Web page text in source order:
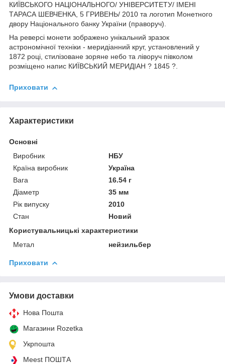
КИЇВСЬКОГО НАЦІОНАЛЬНОГО/ УНІВЕРСИТЕТУ/ ІМЕНІ
ТАРАСА ШЕВЧЕНКА, 5 ГРИВЕНЬ/ 2010 та логотип Монетного
двору Національного банку України (праворуч).
На реверсі монети зображено унікальний зразок
астрономічної техніки - меридіанний круг, установлений у
1872 році, стилізоване зоряне небо та ліворуч півколом
розміщено напис КИЇВСЬКИЙ МЕРИДІАН ? 1845 ?.
Приховати
Характеристики
Основні
Виробник
НБУ
Країна виробник
Україна
Вага
16.54 г
Діаметр
35 мм
Рік випуску
2010
Стан
Новий
Користувальницькі характеристики
Метал
нейзильбер
Приховати
Умови доставки
Нова Пошта
Магазини Rozetka
Укрпошта
Meest ПОШТА